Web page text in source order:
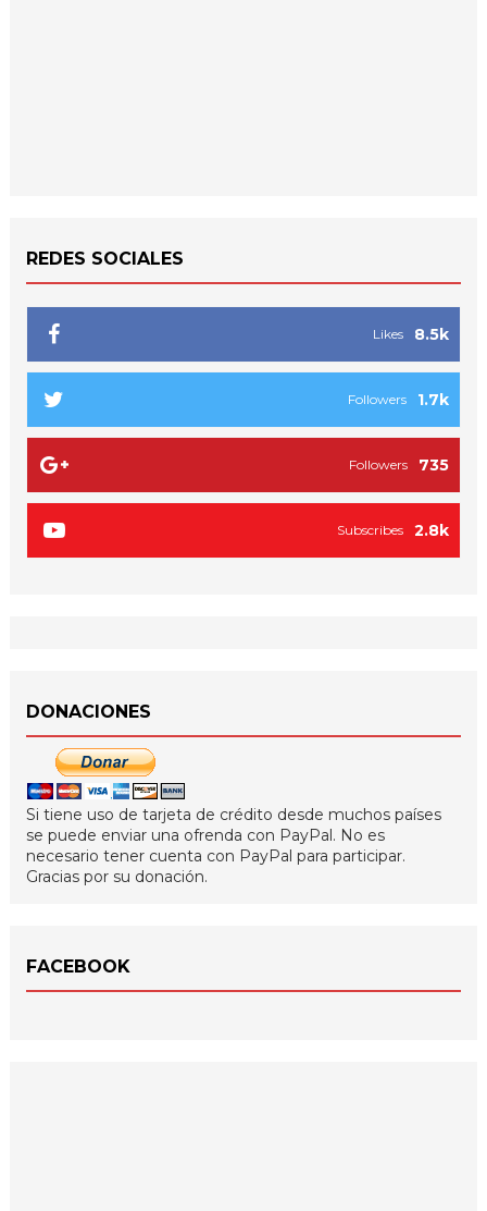
REDES SOCIALES
8.5k
Likes
1.7k
Followers
735
Followers
2.8k
Subscribes
DONACIONES
Si tiene uso de tarjeta de crédito desde muchos países
se puede enviar una ofrenda con PayPal. No es
necesario tener cuenta con PayPal para participar.
Gracias por su donación.
FACEBOOK